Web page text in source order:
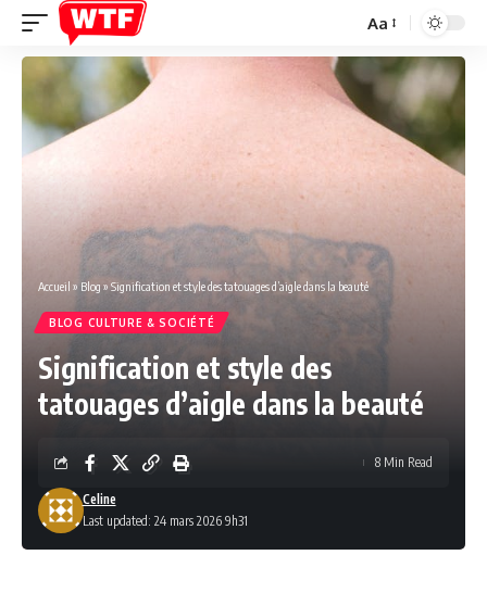
Font
Resizer
Aa
Accueil » Blog» Signification et style des tatouages d’aigle dans la beauté
BLOG CULTURE & SOCIÉTÉ
Signification et style des
tatouages d’aigle dans la beauté
Last updated: 24 mars 2026 9h31
Celine
8 Min Read